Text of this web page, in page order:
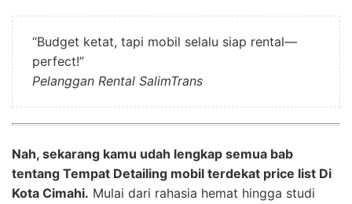
“Budget ketat, tapi mobil selalu siap rental—
perfect!”
Pelanggan Rental SalimTrans
Nah, sekarang kamu udah lengkap semua bab
tentang Tempat Detailing mobil terdekat price list Di
Kota Cimahi. Mulai dari rahasia hemat hingga studi